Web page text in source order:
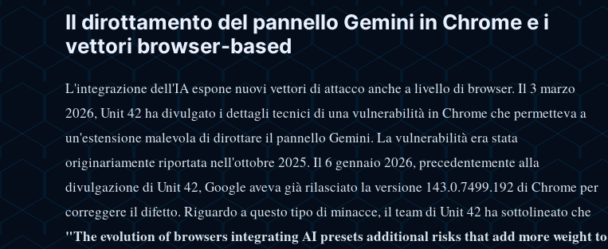
Il dirottamento del pannello Gemini in Chrome e i
vettori browser-based
L'integrazione dell'IA espone nuovi vettori di attacco anche a livello di browser. Il 3 marzo
2026, Unit 42 ha divulgato i dettagli tecnici di una vulnerabilità in Chrome che permetteva a
un'estensione malevola di dirottare il pannello Gemini. La vulnerabilità era stata
originariamente riportata nell'ottobre 2025. Il 6 gennaio 2026, precedentemente alla
divulgazione di Unit 42, Google aveva già rilasciato la versione 143.0.7499.192 di Chrome per
correggere il difetto. Riguardo a questo tipo di minacce, il team di Unit 42 ha sottolineato che
"The evolution of browsers integrating AI presets additional risks that add more weight to